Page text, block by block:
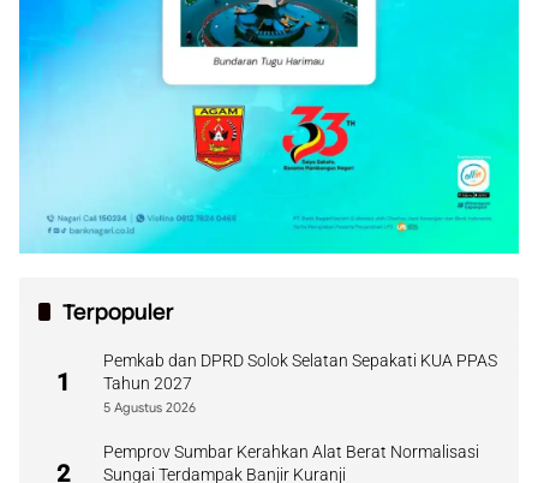
Terpopuler
1
Pemkab dan DPRD Solok Selatan Sepakati KUA PPAS
Tahun 2027
5 Agustus 2026
2
Pemprov Sumbar Kerahkan Alat Berat Normalisasi
Sungai Terdampak Banjir Kuranji